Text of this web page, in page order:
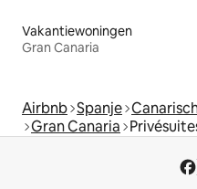
Vakantiewoningen
Gran Canaria
Airbnb Spanje
Gran Canaria